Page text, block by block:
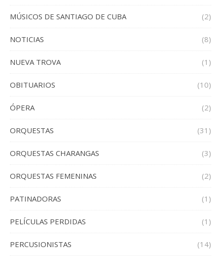
MÚSICOS DE SANTIAGO DE CUBA (2)
NOTICIAS (8)
NUEVA TROVA (1)
OBITUARIOS (10)
ÓPERA (2)
ORQUESTAS (31)
ORQUESTAS CHARANGAS (3)
ORQUESTAS FEMENINAS (2)
PATINADORAS (1)
PELÍCULAS PERDIDAS (1)
PERCUSIONISTAS (14)